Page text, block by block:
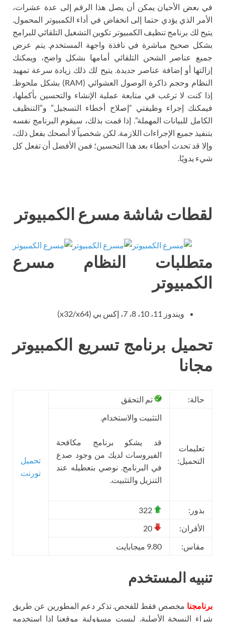
في بعض الأحيان يمكن أن يصل هذا الرقم إلى عدة عشرات،
الأمر الذي يؤدي حتما إلى انخفاض في أداء الكمبيوتر المحمول.
يتيح لك برنامج تنظيف الكمبيوتر تكوين التشغيل التلقائي للبرامج
بشكل صحيح مباشرة في نافذة واجهة المستخدم. يتم عرض
جميع عناصر الشحن التلقائي أمامها بشكل واضح، ويمكنك
إزالتها أو إضافة عناصر جديدة. يتيح لك ذلك زيادة سرعة تمهيد
النظام وحجم ذاكرة الوصول العشوائي (RAM) بشكل ملحوظ.
إذا كنت لا ترغب في متابعة عملية الإنشاء والتحسين بأكملها،
فيمكنك إجراء وظيفتي “إصلاح أخطاء التسجيل” و”التنظيف
الكامل للبيانات المهملة”. إذا قمت بذلك، سيقوم البرنامج نفسه
بتنفيذ جميع الإجراءات اللازمة. لكن شخصياً لا أنصحك بفعل ذلك،
وإلا قد تحدث أخطاء بعد هذا التحسين؛ فمن الأفضل أن تفعل كل
شيء يدويًا.
لقطات شاشة مسرع الكمبيوتر
متطلبات النظام مسرع
الكمبيوتر
ويندوز 11، 10، 8، 7، إكس بي (x32/x64)
تحميل برنامج تسريع الكمبيوتر
مجانا
حالة: تم التحقق
تحميل
تورنت
تعليمات
التحميل:
التثبيت والاستخدام.
قد يشكو برنامج مكافحة
الفيروسات لديك من وجود صدع
في البرنامج. نوصي بتعطيله عند
التنزيل والتثبيت.
بذور:
الأقران:
مقاس:
9.80 ميجابايت
تنبيه المستخدم
برنامجنا مخصص فقط للفحص. تذكر دعم المطورين عن طريق
شراء النسخة الأصلية. ليست مسؤولية موقعنا إذا استخدمه